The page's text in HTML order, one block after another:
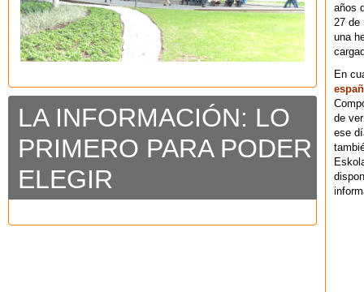
LA INFORMACIÓN: LO
PRIMERO PARA PODER
ELEGIR
años
27 de
una
En
de
ese